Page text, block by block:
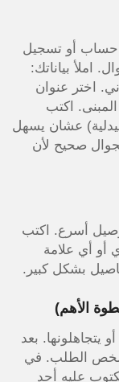
حساب أو تسجيل
املأ بياناتك:
اختر عنوان
اكتب
عشان يسهل
صحيح لأن
أسرع. اكتب
أو أي علامة
بشكل كبير.
الأهم)
يتجاهلونها. بعد
الطلب. في
عليه أحد